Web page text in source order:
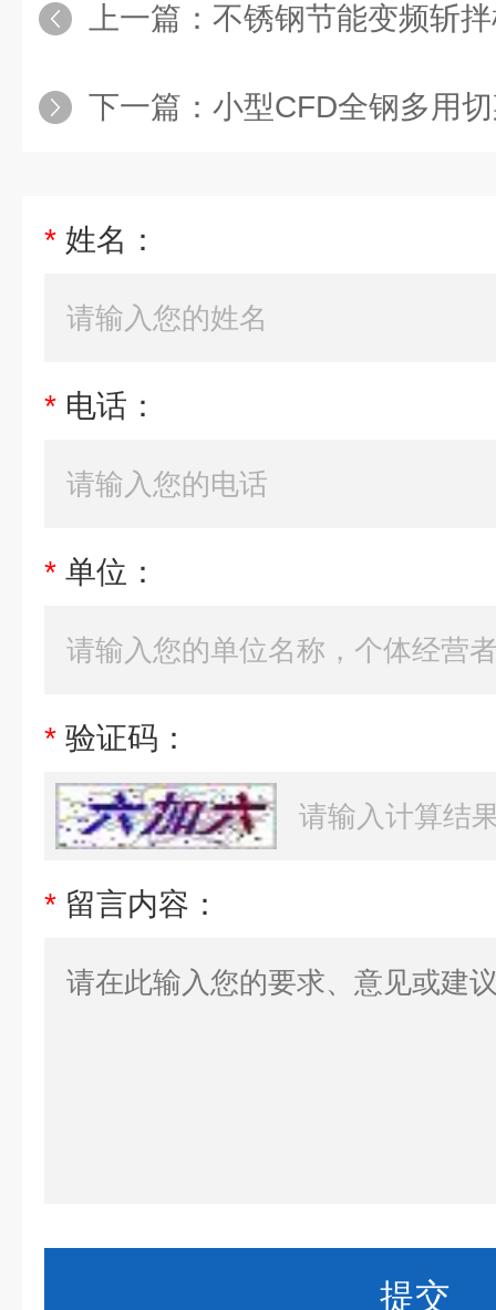
上一篇： 不锈钢节能变频斩
下一篇： 小型CFD全钢多用
* 姓名：
* 电话：
* 单位：
* 验证码：
* 留言内容：